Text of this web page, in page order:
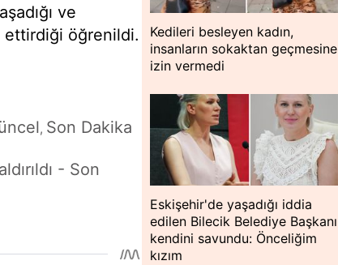
ve
öğrenildi.
, Son Dakika
- Son
Kedileri besleyen kadın,
insanların sokaktan geçmesine
izin vermedi
Eskişehir'de yaşadığı iddia
edilen Bilecik Belediye Başkanı
kendini savundu: Önceliğim
kızım